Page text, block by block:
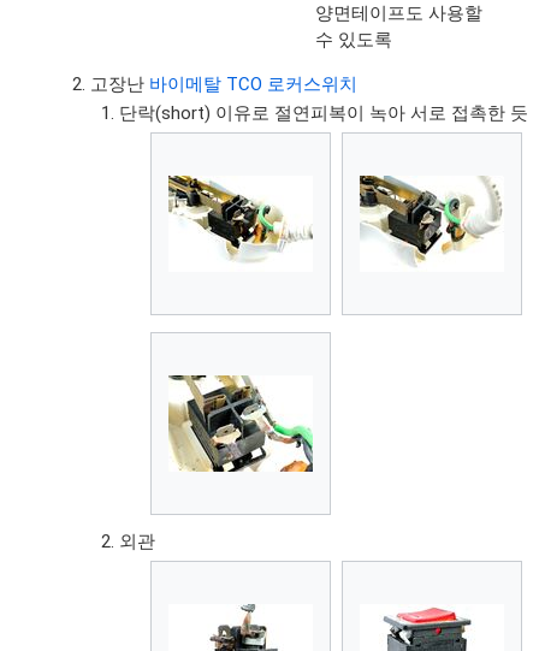
양면테이프도 사용할
수 있도록
고장난 바이메탈 TCO 로커스위치
단락(short) 이유로 절연피복이 녹아 서로 접촉한 듯
외관